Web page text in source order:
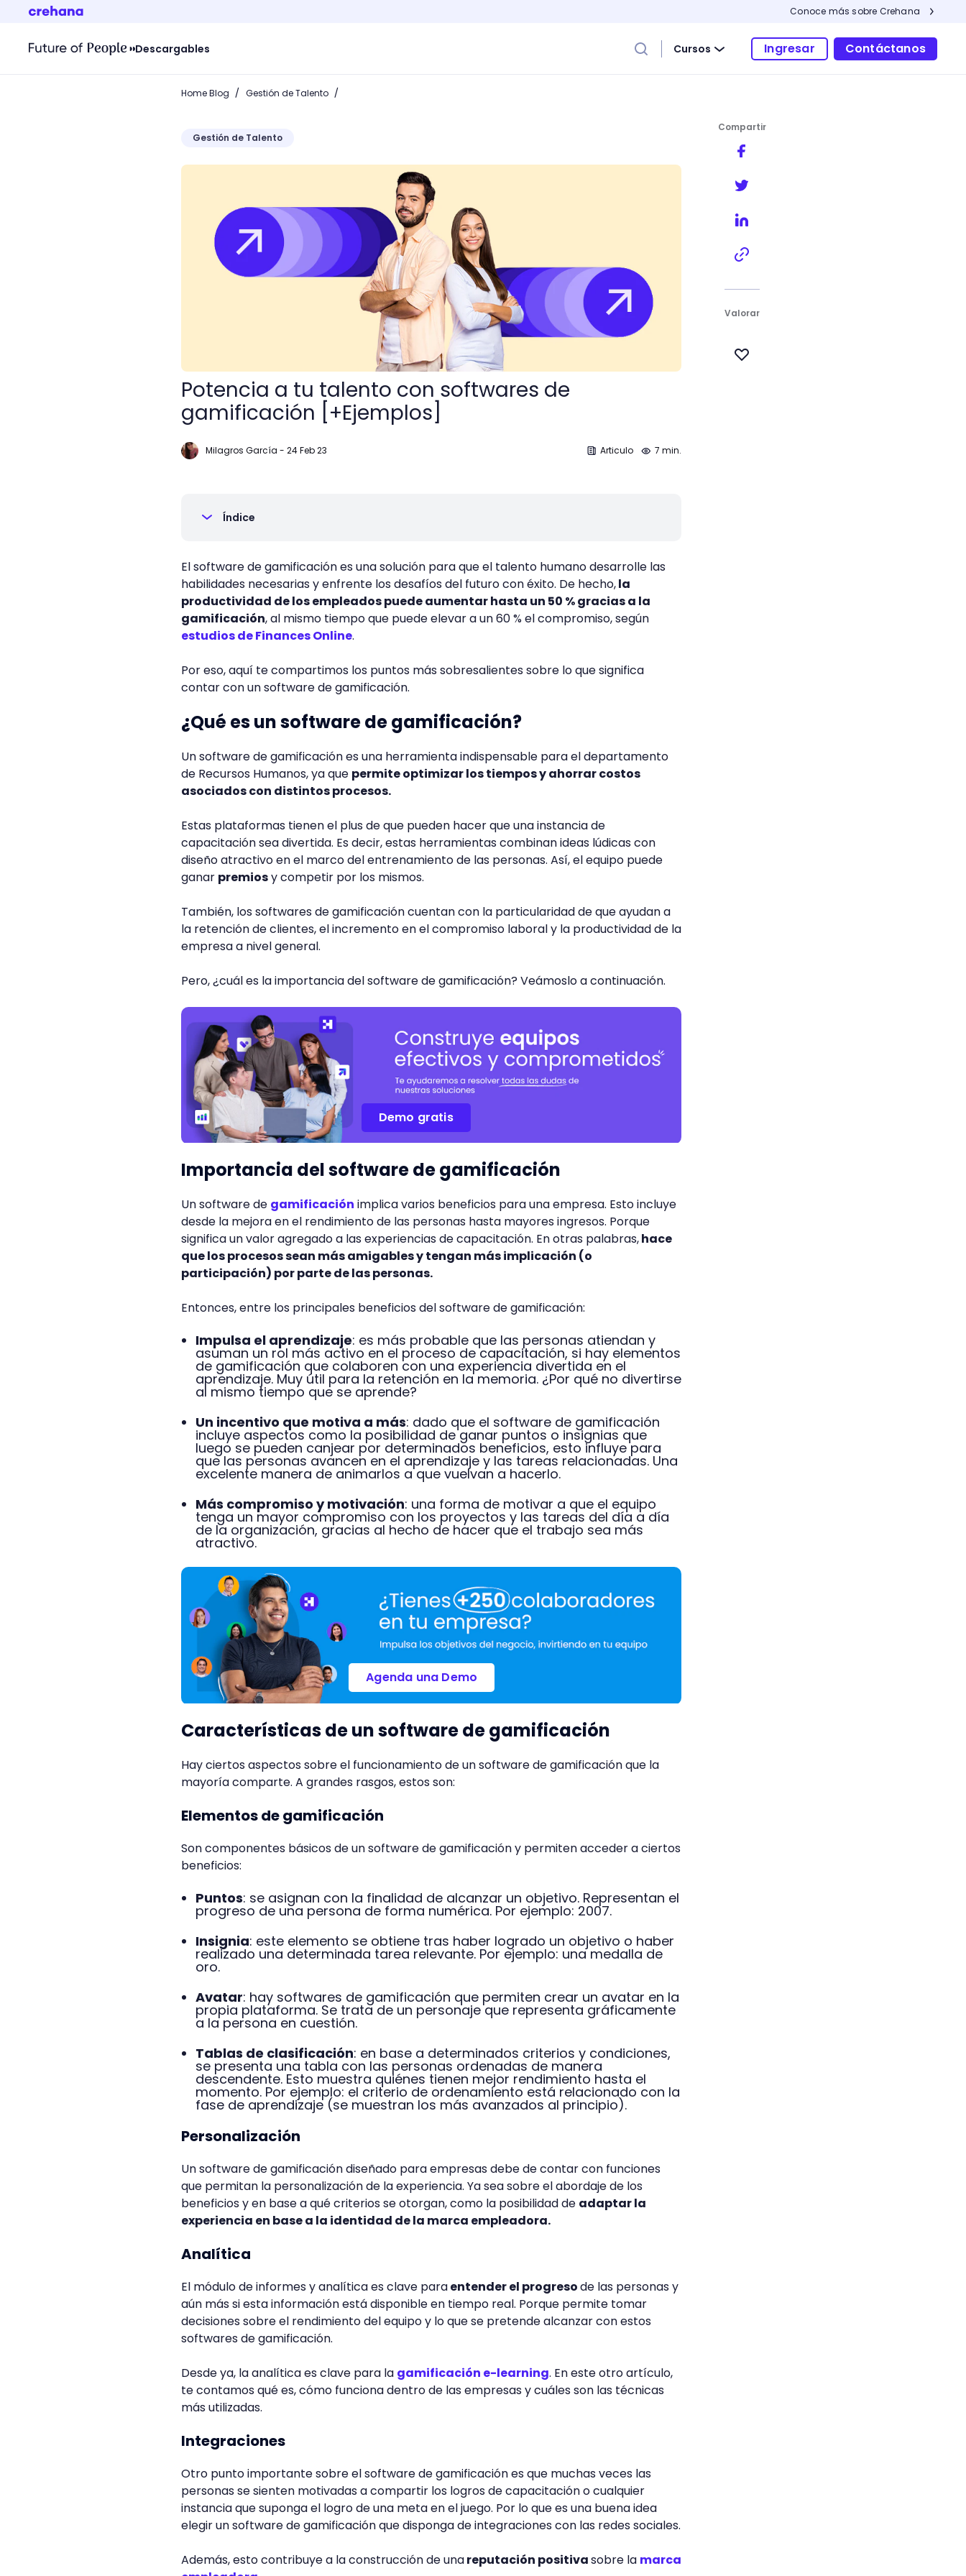
Conoce más sobre Crehana
Descargables Cursos Ingresar Contáctanos
Home Blog / Gestión de Talento /
Gestión de Talento
Potencia a tu talento con softwares de gamificación [+Ejemplos]
Potencia a tu talento con softwares de
gamificación [+Ejemplos]
Milagros García - 24 Feb 23 Articulo 7 min.
Índice
El software de gamificación es una solución para que el talento humano desarrolle las
habilidades necesarias y enfrente los desafíos del futuro con éxito. De hecho,la
productividad de los empleados puede aumentar hasta un 50 % gracias a la
gamificación, al mismo tiempo que puede elevar a un 60 % el compromiso, según
estudios de Finances Online.
Por eso, aquí te compartimos los puntos más sobresalientes sobre lo que significa
contar con un software de gamificación.
¿Qué es un software de gamificación?
Un software de gamificación es una herramienta indispensable para el departamento
de Recursos Humanos, ya que permite optimizar los tiempos y ahorrar costos
asociados con distintos procesos.
Estas plataformas tienen el plus de que pueden hacer que una instancia de
capacitación sea divertida. Es decir, estas herramientas combinan ideas lúdicas con
diseño atractivo en el marco del entrenamiento de las personas. Así, el equipo puede
ganar premiosy competir por los mismos.
También, los softwares de gamificación cuentan con la particularidad de que ayudan a
la retención de clientes, el incremento en el compromiso laboral y la productividad de la
empresa a nivel general.
Pero, ¿cuál es la importancia del software de gamificación? Veámoslo a continuación.
Demo gratis
Importancia del software de gamificación
Un software de gamificación implica varios beneficios para una empresa. Esto incluye
desde la mejora en el rendimiento de las personas hasta mayores ingresos. Porque
significa un valor agregado a las experiencias de capacitación. En otras palabras,hace
que los procesos sean más amigables y tengan más implicación (o
participación) por parte de las personas.
Entonces, entre los principales beneficios del software de gamificación:
Impulsa el aprendizaje: es más probable que las personas atiendan y
asuman un rol más activo en el proceso de capacitación, si hay elementos
de gamificación que colaboren con una experiencia divertida en el
aprendizaje. Muy útil para la retención en la memoria. ¿Por qué no divertirse
al mismo tiempo que se aprende?
Un incentivo que motiva a más: dado que el software de gamificación
incluye aspectos como la posibilidad de ganar puntos o insignias que
luego se pueden canjear por determinados beneficios, esto influye para
que las personas avancen en el aprendizaje y las tareas relacionadas. Una
excelente manera de animarlos a que vuelvan a hacerlo.
Más compromiso y motivación: una forma de motivar a que el equipo
tenga un mayor compromiso con los proyectos y las tareas del día a día
de la organización, gracias al hecho de hacer que el trabajo sea más
atractivo.
Agenda una Demo
Características de un software de gamificación
Hay ciertos aspectos sobre el funcionamiento de un software de gamificación que la
mayoría comparte. A grandes rasgos, estos son:
Elementos de gamificación
Son componentes básicos de un software de gamificación y permiten acceder a ciertos
beneficios:
Puntos: se asignan con la finalidad de alcanzar un objetivo. Representan el
progreso de una persona de forma numérica. Por ejemplo: 2007.
Insignia: este elemento se obtiene tras haber logrado un objetivo o haber
realizado una determinada tarea relevante. Por ejemplo: una medalla de
oro.
Avatar: hay softwares de gamificación que permiten crear un avatar en la
propia plataforma. Se trata de un personaje que representa gráficamente
a la persona en cuestión.
Tablas de clasificación: en base a determinados criterios y condiciones,
se presenta una tabla con las personas ordenadas de manera
descendente. Esto muestra quiénes tienen mejor rendimiento hasta el
momento. Por ejemplo: el criterio de ordenamiento está relacionado con la
fase de aprendizaje (se muestran los más avanzados al principio).
Personalización
Un software de gamificación diseñado para empresas debe de contar con funciones
que permitan la personalización de la experiencia. Ya sea sobre el abordaje de los
beneficios y en base a qué criterios se otorgan, como la posibilidad de adaptar la
experiencia en base a la identidad de la marca empleadora.
Analítica
El módulo de informes y analítica es clave paraentender el progresode las personas y
aún más si esta información está disponible en tiempo real. Porque permite tomar
decisiones sobre el rendimiento del equipo y lo que se pretende alcanzar con estos
softwares de gamificación.
Desde ya, la analítica es clave para la gamificación e-learning. En este otro artículo,
te contamos qué es, cómo funciona dentro de las empresas y cuáles son las técnicas
más utilizadas.
Integraciones
Otro punto importante sobre el software de gamificación es que muchas veces las
personas se sienten motivadas a compartir los logros de capacitación o cualquier
instancia que suponga el logro de una meta en el juego. Por lo que es una buena idea
elegir un software de gamificación que disponga de integraciones con las redes sociales.
Además, esto contribuye a la construcción de unareputación positivasobre la marca
Compartir
Valorar